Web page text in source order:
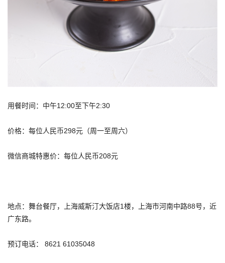
用餐时间：中午12:00至下午2:30
价格：每位人民币298元（周一至周六）
微信商城特惠价：每位人民币208元
地点：舞台餐厅，上海威斯汀大饭店1楼，上海市河南中路88号，近
广东路。
预订电话： 8621 61035048